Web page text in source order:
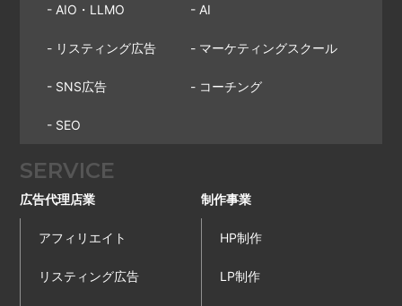
- AIO・LLMO
- リスティング広告
- SNS広告
- SEO
- AI
- マーケティングスクール
- コーチング
SERVICE
広告代理店業
アフィリエイト
リスティング広告
制作事業
HP制作
LP制作